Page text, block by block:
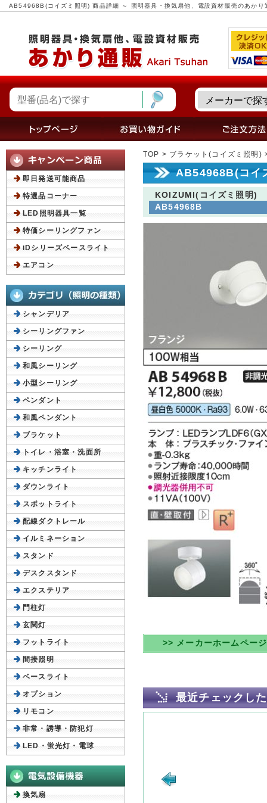
AB54968B(コイズミ照明) 商品詳細 ～ 照明器具・換気扇他、電設資材販売のあかり
TOP > ブラケット(コイズミ照明)
AB54968B(コイ
KOIZUMI(コイズミ照明)
AB54968B
>> メーカーホームペー
最近チェックし
即日発送可能商品
特選品コーナー
LED照明器具一覧
特価シーリングファン
iDシリーズベースライト
エアコン
シャンデリア
シーリングファン
シーリング
和風シーリング
小型シーリング
ペンダント
和風ペンダント
ブラケット
トイレ・浴室・洗面所
キッチンライト
ダウンライト
スポットライト
配線ダクトレール
イルミネーション
スタンド
デスクスタンド
エクステリア
門柱灯
玄関灯
フットライト
間接照明
ベースライト
オプション
リモコン
非常・誘導・防犯灯
LED・蛍光灯・電球
換気扇